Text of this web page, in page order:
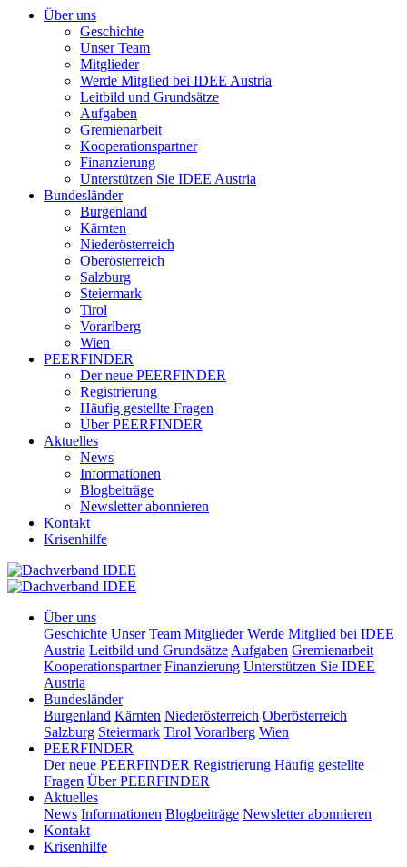
Über uns
Geschichte
Unser Team
Mitglieder
Werde Mitglied bei IDEE Austria
Leitbild und Grundsätze
Aufgaben
Gremienarbeit
Kooperationspartner
Finanzierung
Unterstützen Sie IDEE Austria
Bundesländer
Burgenland
Kärnten
Niederösterreich
Oberösterreich
Salzburg
Steiermark
Tirol
Vorarlberg
Wien
PEERFINDER
Der neue PEERFINDER
Registrierung
Häufig gestellte Fragen
Über PEERFINDER
Aktuelles
News
Informationen
Blogbeiträge
Newsletter abonnieren
Kontakt
Krisenhilfe
Über uns
Geschichte Unser Team Mitglieder Werde Mitglied bei IDEE
Austria Leitbild und Grundsätze Aufgaben Gremienarbeit
Kooperationspartner Finanzierung Unterstützen Sie IDEE
Austria
Bundesländer
Burgenland Kärnten Niederösterreich Oberösterreich
Salzburg Steiermark Tirol Vorarlberg Wien
PEERFINDER
Der neue PEERFINDER Registrierung Häufig gestellte
Fragen Über PEERFINDER
Aktuelles
News Informationen Blogbeiträge Newsletter abonnieren
Kontakt
Krisenhilfe